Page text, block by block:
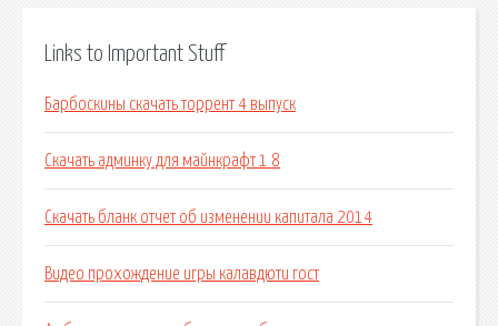
Links to Important Stuff
Барбоскины скачать торрент 4 выпуск
Скачать админку для майнкрафт 1 8
Скачать бланк отчет об изменении капитала 2014
Видео прохождение игры калавдюти гост